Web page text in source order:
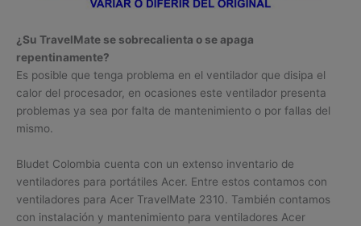
¿Su TravelMate se sobrecalienta o se apaga
repentinamente?
Es posible que tenga problema en el ventilador que disipa el
calor del procesador, en ocasiones este ventilador presenta
problemas ya sea por falta de mantenimiento o por fallas del
mismo.
Bludet Colombia cuenta con un extenso inventario de
ventiladores para portátiles Acer. Entre estos contamos con
ventiladores para Acer TravelMate 2310. También contamos
con instalación y mantenimiento para ventiladores Acer